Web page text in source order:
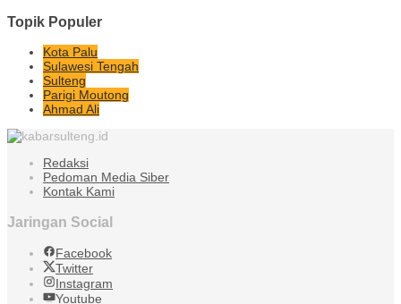
Topik Populer
Kota Palu
Sulawesi Tengah
Sulteng
Parigi Moutong
Ahmad Ali
Redaksi
Pedoman Media Siber
Kontak Kami
Jaringan Social
Facebook
Twitter
Instagram
Youtube